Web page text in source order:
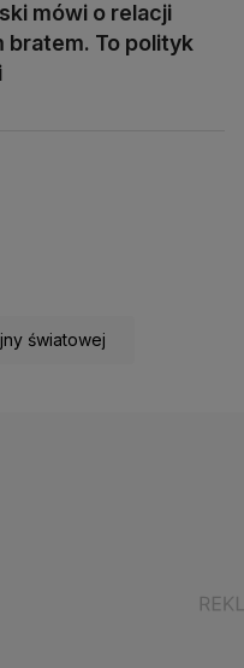
mówi o relacji
bratem. To polityk
światowej